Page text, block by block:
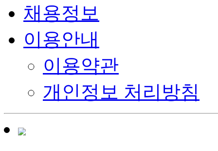
채용정보
이용안내
이용약관
개인정보 처리방침